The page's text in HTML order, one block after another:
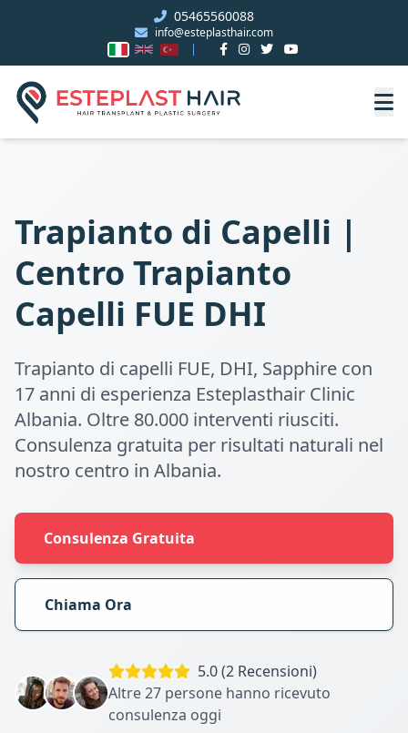
05465560088
info@esteplasthair.com
Trapianto di Capelli |
Centro Trapianto
Capelli FUE DHI
Trapianto di capelli FUE, DHI, Sapphire con
17 anni di esperienza Esteplasthair Clinic
Albania. Oltre 80.000 interventi riusciti.
Consulenza gratuita per risultati naturali nel
nostro centro in Albania.
Consulenza Gratuita
Chiama Ora
5.0 (2 Recensioni)
Altre 27 persone hanno ricevuto
consulenza oggi